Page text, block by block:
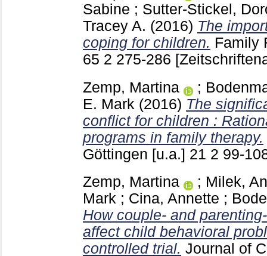
Sabine ; Sutter-Stickel,
Tracey A. (2016) The
coping for children. Family
65 2 275-286
Zemp, Martina
;
E. Mark (2016) The
conflict for children :
programs in family therapy.
Göttingen [u.a.] 21 2 99-
Zemp, Martina
; Milek,
Mark ; Cina, Annette ;
How couple- and
affect child behavioral
controlled trial. Journal of